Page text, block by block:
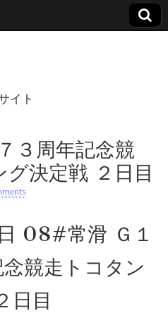
イト
３周年記念競
決定戦 ２日目
08#常滑 Ｇ１
競走トコタン
日目